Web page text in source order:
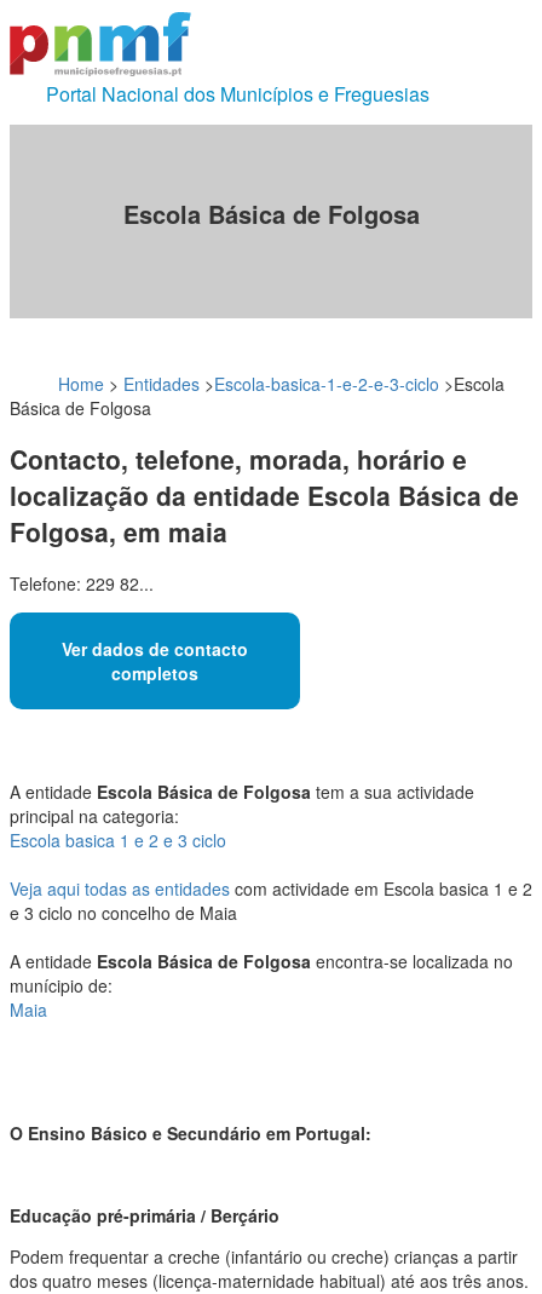
Portal Nacional dos Municípios e Freguesias
Escola Básica de Folgosa
Home > Entidades >Escola-basica-1-e-2-e-3-ciclo >Escola
Básica de Folgosa
Contacto, telefone, morada, horário e
localização da entidade Escola Básica de
Folgosa, em maia
Telefone: 229 82...
Ver dados de contacto
completos
A entidade Escola Básica de Folgosa tem a sua actividade
principal na categoria:
Escola basica 1 e 2 e 3 ciclo
Veja aqui todas as entidades com actividade em Escola basica 1 e 2
e 3 ciclo no concelho de Maia
A entidade Escola Básica de Folgosa encontra-se localizada no
munícipio de:
Maia
O Ensino Básico e Secundário em Portugal:
Educação pré-primária / Berçário
Podem frequentar a creche (infantário ou creche) crianças a partir
dos quatro meses (licença-maternidade habitual) até aos três anos.